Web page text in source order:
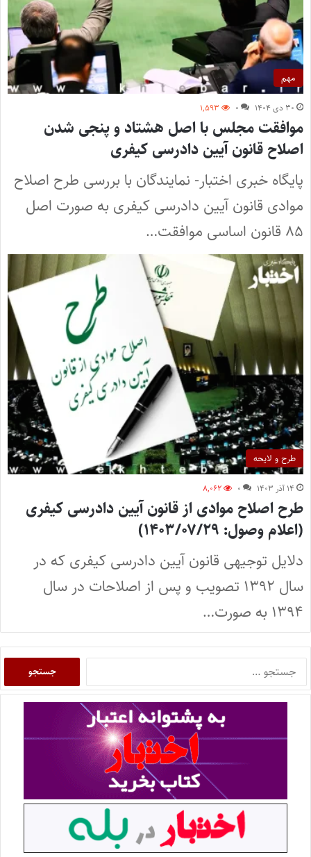
مهم
۳۰ دی ۱۴۰۴ ۰ ۱,۵۹۳
موافقت مجلس با اصل هشتاد و پنجی شدن
اصلاح قانون آیین دادرسی کیفری
پایگاه خبری اختبار- نمایندگان با بررسی طرح اصلاح
موادی قانون آیین دادرسی کیفری به صورت اصل
۸۵ قانون اساسی موافقت…
طرح و لایحه
۱۴ آذر ۱۴۰۳ ۰ ۸,۰۶۲
طرح اصلاح موادی از قانون آیین دادرسی کیفری
(اعلام وصول: ۱۴۰۳/۰۷/۲۹)
دلایل توجیهی قانون آیین دادرسی کیفری که در
سال ۱۳۹۲ تصویب و پس از اصلاحات در سال
۱۳۹۴ به صورت…